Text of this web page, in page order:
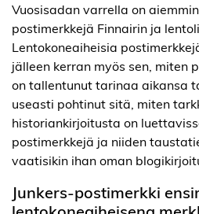
Vuosisadan varrella on
postimerkkejä Finnairin ja
Lentokoneaiheisia
jälleen kerran myös sen, miten
on tallentunut tarinaa aikansa
useasti pohtinut sitä, miten
historiankirjoitusta on
postimerkkejä ja niiden
vaatisikin ihan oman
Junkers-postimerkki